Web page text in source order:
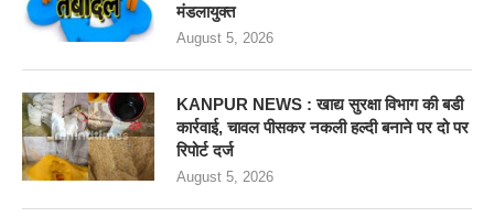
मंडलायुक्त
August 5, 2026
KANPUR NEWS : खाद्य सुरक्षा विभाग की बडी
कार्रवाई, चावल पीसकर नकली हल्दी बनाने पर दो पर
रिपोर्ट दर्ज
August 5, 2026